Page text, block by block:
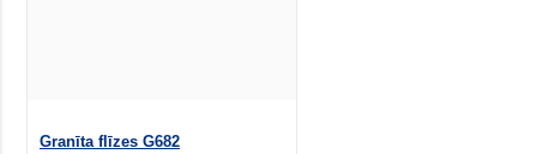
Granīta flīzes G682